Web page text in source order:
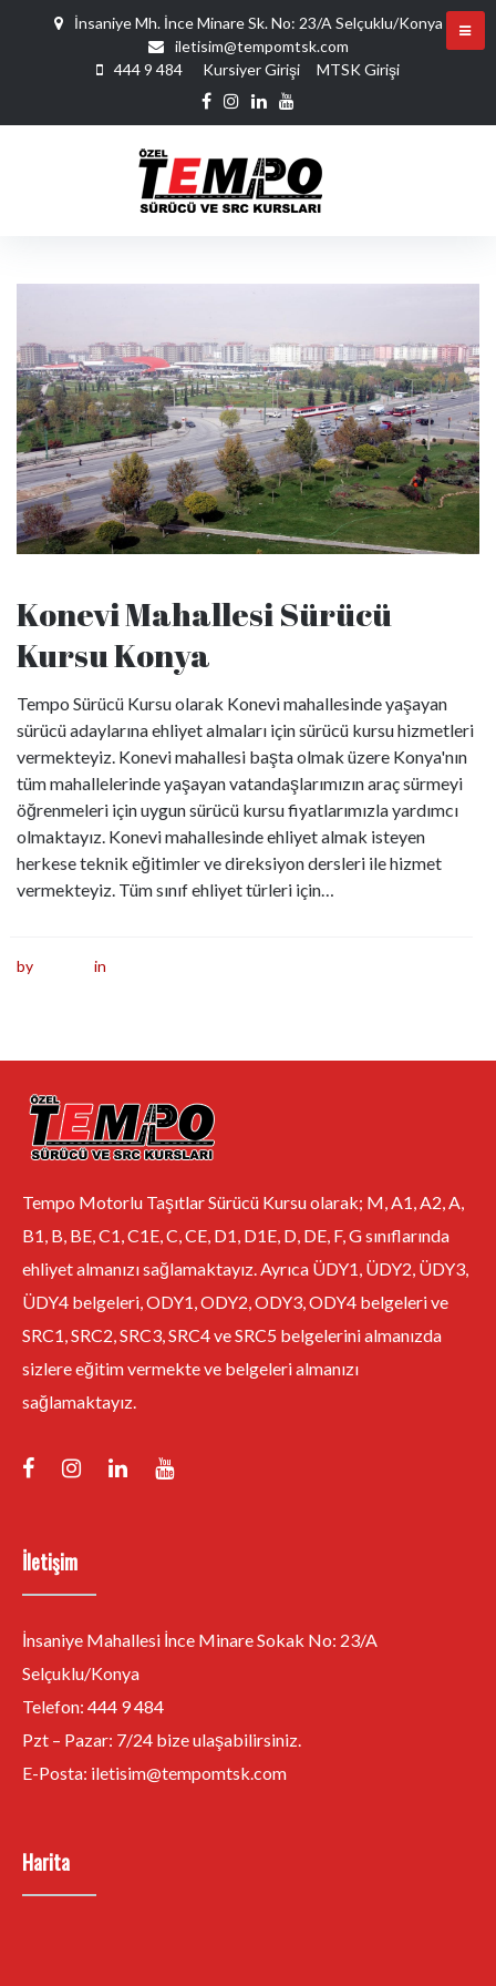
İnsaniye Mh. İnce Minare Sk. No: 23/A Selçuklu/Konya
iletisim@tempomtsk.com
444 9 484
Kursiyer Girişi MTSK Girişi
Konevi Mahallesi Sürücü
Kursu Konya
Tempo Sürücü Kursu olarak Konevi mahallesinde yaşayan
sürücü adaylarına ehliyet almaları için sürücü kursu hizmetleri
vermekteyiz. Konevi mahallesi başta olmak üzere Konya'nın
tüm mahallelerinde yaşayan vatandaşlarımızın araç sürmeyi
öğrenmeleri için uygun sürücü kursu fiyatlarımızla yardımcı
olmaktayız. Konevi mahallesinde ehliyet almak isteyen
herkese teknik eğitimler ve direksiyon dersleri ile hizmet
vermekteyiz. Tüm sınıf ehliyet türleri için…
by in
Tempo Motorlu Taşıtlar Sürücü Kursu olarak; M, A1, A2, A,
B1, B, BE, C1, C1E, C, CE, D1, D1E, D, DE, F, G sınıflarında
ehliyet almanızı sağlamaktayız. Ayrıca ÜDY1, ÜDY2, ÜDY3,
ÜDY4 belgeleri, ODY1, ODY2, ODY3, ODY4 belgeleri ve
SRC1, SRC2, SRC3, SRC4 ve SRC5 belgelerini almanızda
sizlere eğitim vermekte ve belgeleri almanızı
sağlamaktayız.
İletişim
İnsaniye Mahallesi İnce Minare Sokak No: 23/A
Selçuklu/Konya
Telefon: 444 9 484
Pzt – Pazar: 7/24 bize ulaşabilirsiniz.
E-Posta: iletisim@tempomtsk.com
Harita